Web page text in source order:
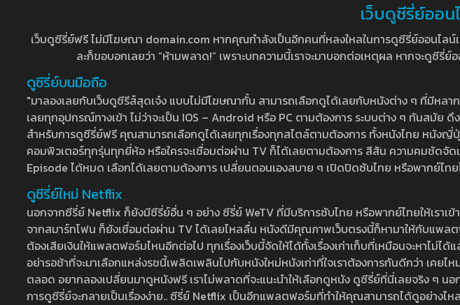
เว็บดูซีรี่ย์ออน
เว็บดูซีรี่ย์ฟรี ไม่มีโฆษณา domain.com หากคุณกำลังเป็นอีกคนที่หลงใหลในการดูซีรี่ย์ออนไล
ละก็ขอบอกเลยว่า “ห้ามพลาด!” เพราะบทความนี้เราจะมาบอกต่อเหตุผล หากจะดูซี
ดูซีรี่ย์บนมือถือ
"มาลองเลยกับเว็บดูซีรีส์สุดเจ๋ง แบบไม่มีโฆษณากั้น สามารถเลือกดูได้เลยกับหนังต่าง ๆ ที่มีห
เลยทุกอุปกรณ์ทางเข้า ไม่ว่าจะเป็น IOS – Android หรือ PC ตามต้องการ ระบบต่าง ๆ ทันสมั
สำหรับการดูซีรี่ย์ฟรี คุณสามารถเลือกดูได้เลยทุกเรื่องทุกสไตล์ตามต้องการ ทั้งหนังไทย หนัง
คอมพิวเตอร์ทุกรุ่นทุกยี่ห้อ หรือใครจะเชื่อมต่อผ่าน TV ก็ได้เลยตามต้องการ สีสัน ความคมชัดจั
Episode ได้หมด เลือกได้เลยตามต้องการ เปลี่ยนตอนเองสบาย ๆ เปิดปิดซับไทย หรือพากย์ไ
ดูซีรี่ย์ใหม่ Netflix
นอกจากซีรี่ย์ Netflix ก็ยังมีซีรี่ย์อื่น ๆ อย่าง ซีรี่ย์ WeTV ที่มีบริการซับไทย หรือพากย์ไทยให้เรา
จากสมาร์ทโฟน ก็ยังเชื่อมต่อผ่าน TV ได้เลยไหลลื่น หนังดีมีคุณภาพเว็บตรงนี้ก็หามาให้กับแพล
ต้องเสียเงินให้แพลตฟอร์มไหนอีกต่อไป ทุกเรื่องเว็บนี้จัดให้ได้ทั้งเรื่องเก่าเก็บที่เหมือนจะหาไม่
อย่ารอช้าที่จะมาเลือกแหล่งรชนี้เพลิดเพลินไปกับหนังใหม่หนังเก่าที่ใจเราต้องการกันดีกว่า เคย
ตลอด อยากลองเปลี่ยนมาดูหนังฟรี เราไม่พลาดที่จะแนะนำให้เลือกดูหนัง ดูซีรี่ย์ที่นี่เลยจริง ๆ
การดูซีรี่ย์จะกลายเป็นเรื่องง่าย.. ซีรี่ย์ Netflix เป็นอีกแพลตฟอร์มที่ทำให้คุณสามารถได้ดูอย่างไ